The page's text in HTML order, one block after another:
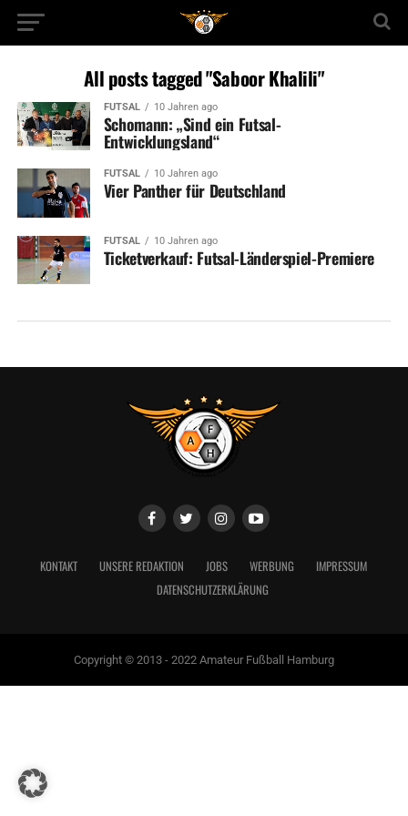
All posts tagged "Saboor Khalili"
FUTSAL 10 Jahren ago
Schomann: „Sind ein Futsal-
Entwicklungsland“
FUTSAL 10 Jahren ago
Vier Panther für Deutschland
FUTSAL 10 Jahren ago
Ticketverkauf: Futsal-Länderspiel-Premiere
KONTAKT UNSERE REDAKTION JOBS WERBUNG
IMPRESSUM
DATENSCHUTZERKLÄRUNG
Copyright © 2013 - 2022 Amateur Fußball Hamburg